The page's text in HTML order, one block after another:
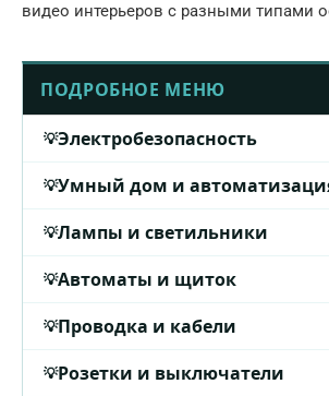
видео интерьеров с разными типами
ПОДРОБНОЕ МЕНЮ
Электробезопасность
Умный дом и
Лампы и светильники
Автоматы и щиток
Проводка и кабели
Розетки и выключатели